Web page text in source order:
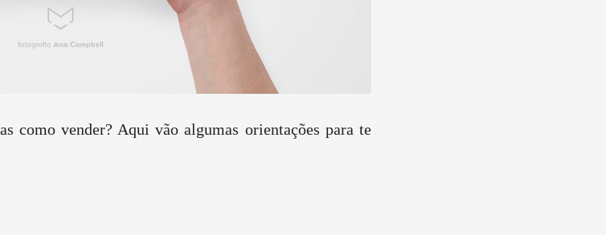
como vender? Aqui vão algumas orientações para te